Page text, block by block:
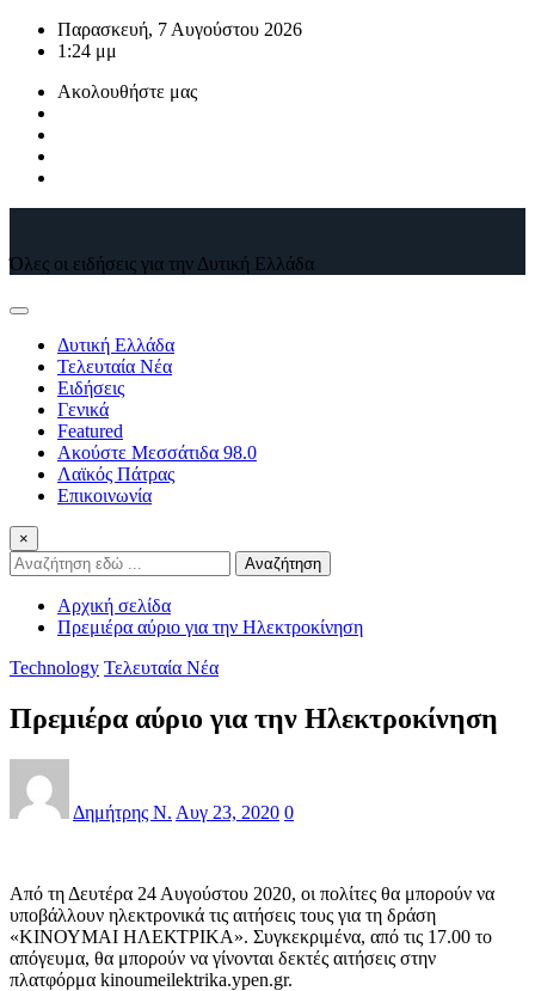
ΜετάβασηΠαρασκευή, 7 Αυγούστου 2026
1:24 μμ
Ακολουθήστε μας
Όλες οι ειδήσεις για την Δυτική Ελλάδα
Δυτική Ελλάδα
Τελευταία Νέα
Ειδήσεις
Γενικά
Featured
Ακούστε Μεσσάτιδα 98.0
Λαϊκός Πάτρας
Επικοινωνία
×
Αναζήτηση
Αρχική σελίδα
Πρεμιέρα αύριο για την Ηλεκτροκίνηση
Technology Τελευταία Νέα
Πρεμιέρα αύριο για την Ηλεκτροκίνηση
Δημήτρης Ν. Αυγ 23, 2020 0
Από τη Δευτέρα 24 Αυγούστου 2020, οι πολίτες θα μπορούν να
υποβάλλουν ηλεκτρονικά τις αιτήσεις τους για τη δράση
«ΚΙΝΟΥΜΑΙ ΗΛΕΚΤΡΙΚΑ». Συγκεκριμένα, από τις 17.00 το
απόγευμα‬, θα μπορούν να γίνονται δεκτές αιτήσεις στην
πλατφόρμα ‪kinoumeilektrika.ypen.gr‬.